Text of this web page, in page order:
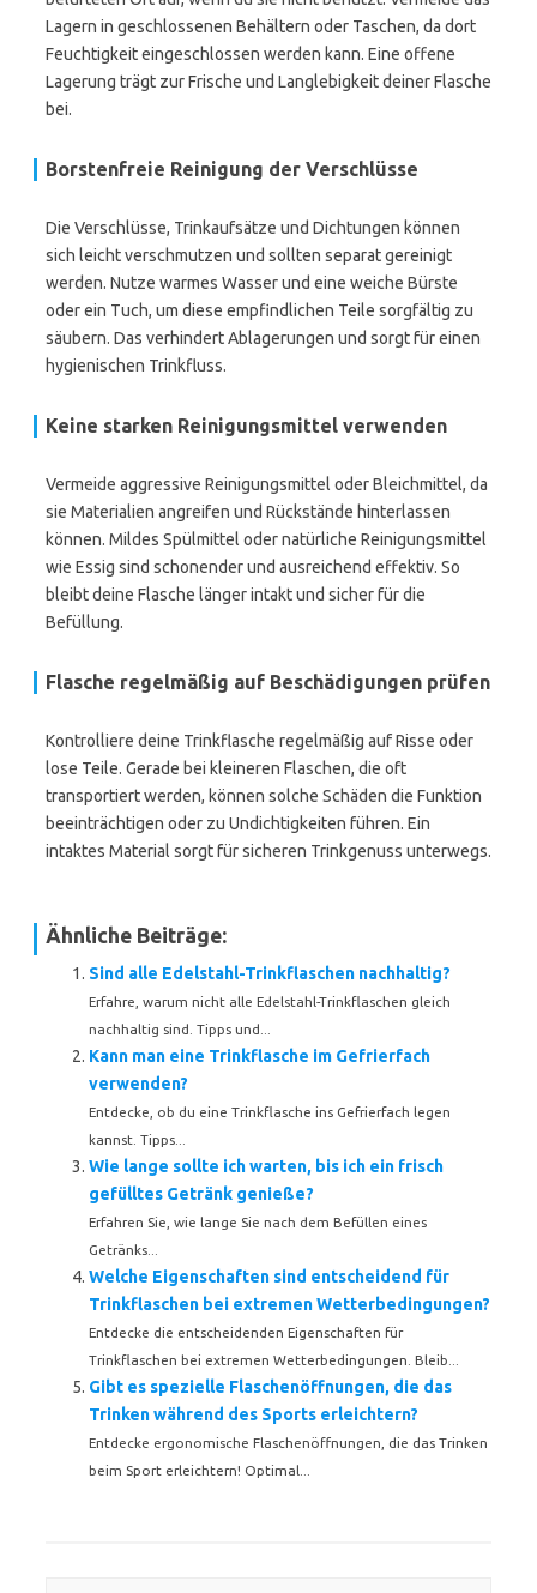
Lagern in geschlossenen Behältern oder Taschen, da dort
Feuchtigkeit eingeschlossen werden kann. Eine offene
Lagerung trägt zur Frische und Langlebigkeit deiner Flasche
bei.
Borstenfreie Reinigung der Verschlüsse
Die Verschlüsse, Trinkaufsätze und Dichtungen können
sich leicht verschmutzen und sollten separat gereinigt
werden. Nutze warmes Wasser und eine weiche Bürste
oder ein Tuch, um diese empfindlichen Teile sorgfältig zu
säubern. Das verhindert Ablagerungen und sorgt für einen
hygienischen Trinkfluss.
Keine starken Reinigungsmittel verwenden
Vermeide aggressive Reinigungsmittel oder Bleichmittel, da
sie Materialien angreifen und Rückstände hinterlassen
können. Mildes Spülmittel oder natürliche Reinigungsmittel
wie Essig sind schonender und ausreichend effektiv. So
bleibt deine Flasche länger intakt und sicher für die
Befüllung.
Flasche regelmäßig auf Beschädigungen prüfen
Kontrolliere deine Trinkflasche regelmäßig auf Risse oder
lose Teile. Gerade bei kleineren Flaschen, die oft
transportiert werden, können solche Schäden die Funktion
beeinträchtigen oder zu Undichtigkeiten führen. Ein
intaktes Material sorgt für sicheren Trinkgenuss unterwegs.
Ähnliche Beiträge:
Sind alle Edelstahl-Trinkflaschen nachhaltig?
Erfahre, warum nicht alle Edelstahl-Trinkflaschen gleich
nachhaltig sind. Tipps und...
Kann man eine Trinkflasche im Gefrierfach
verwenden?
Entdecke, ob du eine Trinkflasche ins Gefrierfach legen
kannst. Tipps...
Wie lange sollte ich warten, bis ich ein frisch
gefülltes Getränk genieße?
Erfahren Sie, wie lange Sie nach dem Befüllen eines
Getränks...
Welche Eigenschaften sind entscheidend für
Trinkflaschen bei extremen Wetterbedingungen?
Entdecke die entscheidenden Eigenschaften für
Trinkflaschen bei extremen Wetterbedingungen. Bleib...
Gibt es spezielle Flaschenöffnungen, die das
Trinken während des Sports erleichtern?
Entdecke ergonomische Flaschenöffnungen, die das Trinken
beim Sport erleichtern! Optimal...